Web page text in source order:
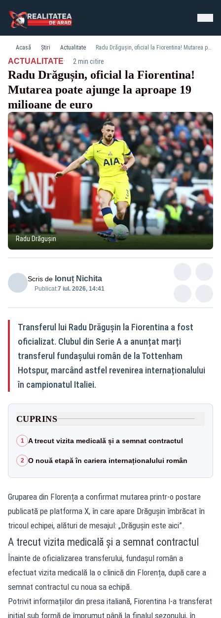
Acasă Știri Actualitate Radu Drăgușin, oficial la Fiorentina! Mutarea poate ajunge la aproape 19 milioane de euro
ACTUALITATE· 2 min citire
Radu Drăgușin, oficial la Fiorentina!
Mutarea poate ajunge la aproape 19
milioane de euro
Radu Drăgușin
Scris de Ionuț Nichita
Publicat:7 iul. 2026, 14:41
Transferul lui Radu Drăgușin la Fiorentina a fost
oficializat. Clubul din Serie A a anunțat marți
transferul fundașului român de la Tottenham
Hotspur, marcând astfel revenirea internaționalului
în campionatul Italiei.
CUPRINS
1 A trecut vizita medicală și a semnat contractul
2 O nouă etapă în cariera internaționalului român
Gruparea din Florența a confirmat mutarea printr-o postare
publicată pe platforma X, în care apare Drăgușin îmbrăcat în
tricoul echipei, alături de mesajul: „Drăgușin este aici”.
A trecut vizita medicală și a semnat contractul
Înainte de oficializarea transferului, fundașul român a
efectuat vizita medicală la o clinică din Florența, după care a
semnat contractul cu noua sa echipă.
Potrivit informațiilor din presa italiană, Fiorentina l-a transferat
inițial sub formă de împrumut până la finalul sezonului, în